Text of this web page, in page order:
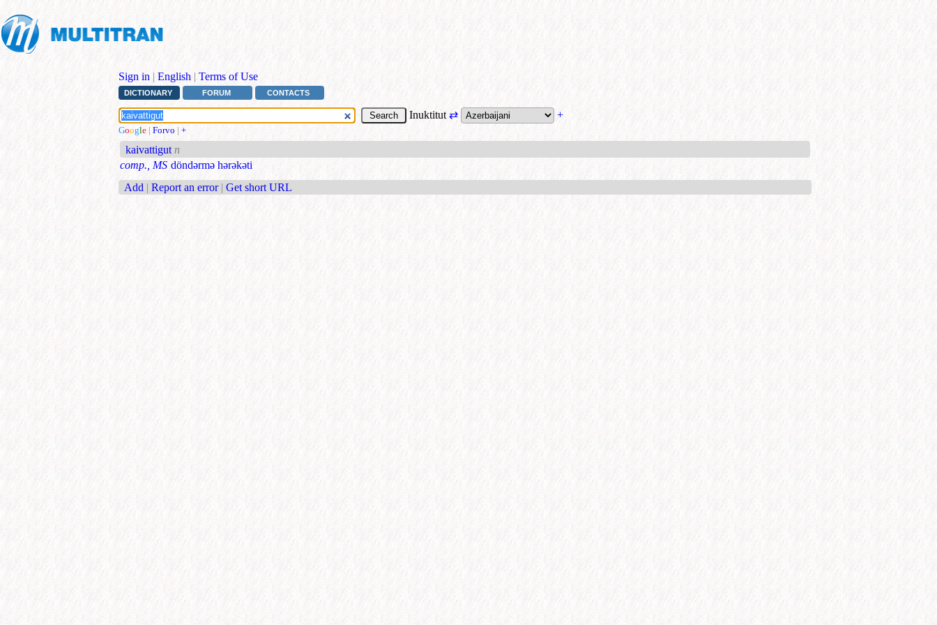
Sign in | English | Terms of Use
DICTIONARY FORUM CONTACTS
Inuktitut ⇄ +
Google | Forvo | +
kaivattigut n
comp., MS döndərmə hərəkəti
Add | Report an error | Get short URL